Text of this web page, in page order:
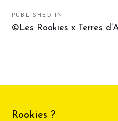
Navigation
de
PUBLISHED IN
©Les Rookies x Terres
Rookies ?